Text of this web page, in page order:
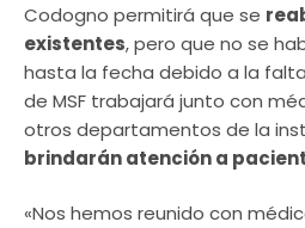
Codogno permitirá que se
existentes, pero que no se
hasta la fecha debido a la
de MSF trabajará junto con
otros departamentos de la
brindarán atención a
«Nos hemos reunido con